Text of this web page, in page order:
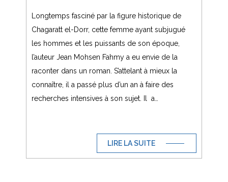
Longtemps fasciné par la figure historique de
Chagaratt el-Dorr, cette femme ayant subjugué
les hommes et les puissants de son époque,
l’auteur Jean Mohsen Fahmy a eu envie de la
raconter dans un roman. S’attelant à mieux la
connaître, il a passé plus d’un an à faire des
recherches intensives à son sujet. Il a…
LIRE LA SUITE